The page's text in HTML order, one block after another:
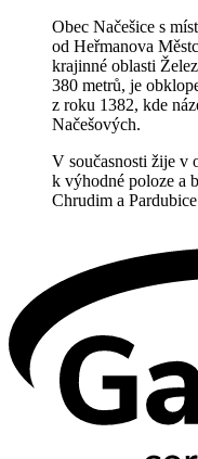
Obec Načešice s
od Heřmanova
krajinné oblasti
380 metrů, je
z roku 1382, kde
Načešových.
V současnosti žije
k výhodné poloze a
Chrudim a